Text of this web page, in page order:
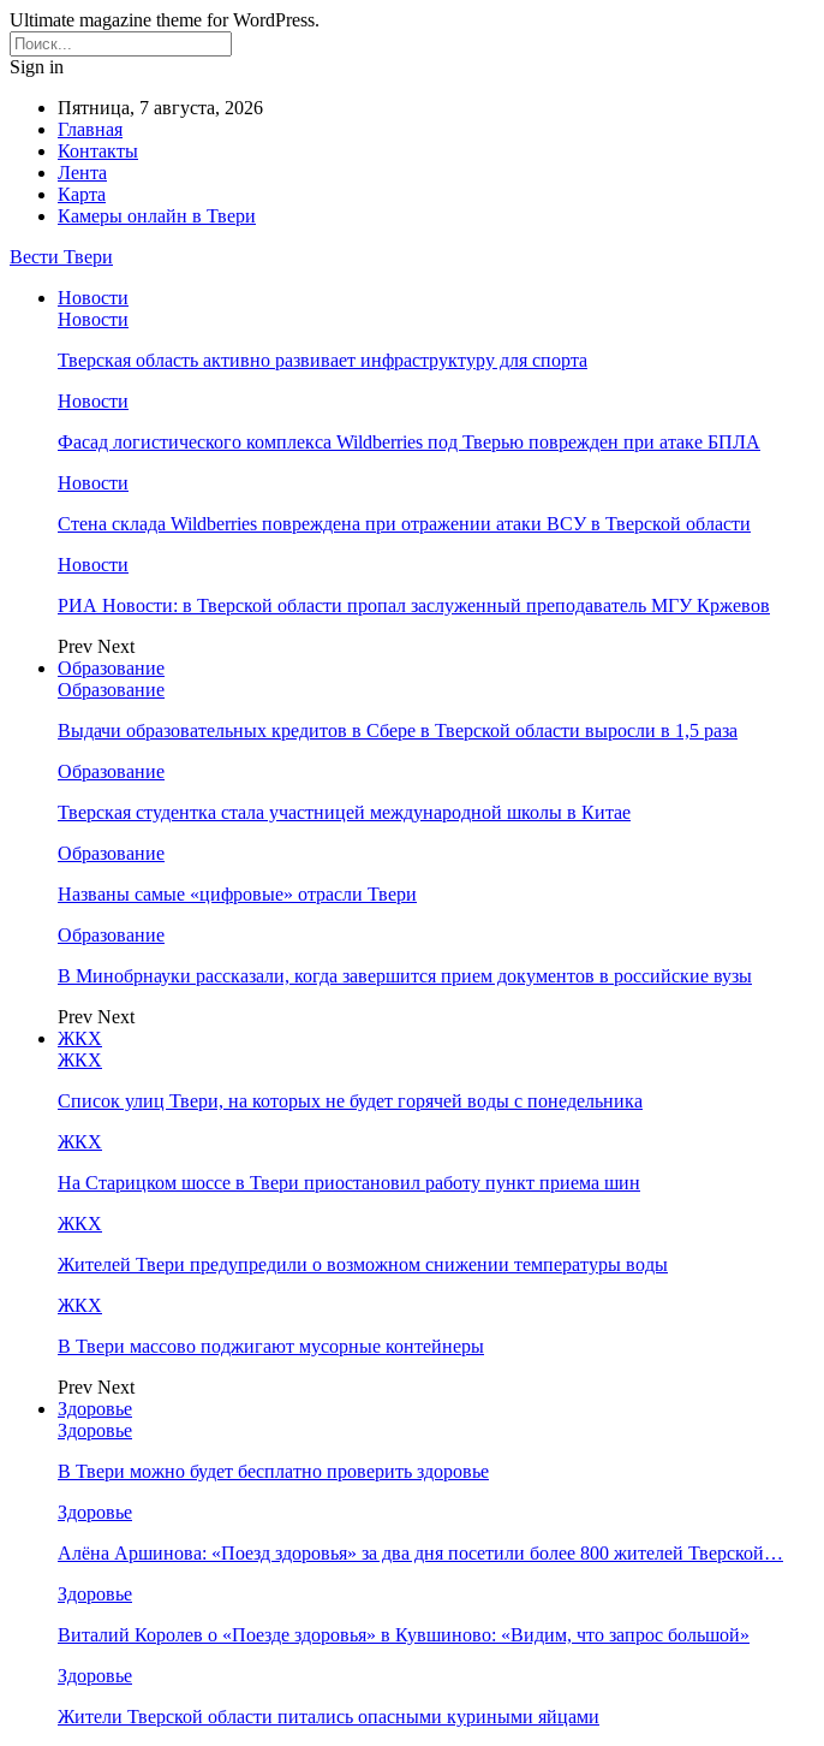
Ultimate magazine theme for WordPress.
Sign in
Пятница, 7 августа, 2026
Главная
Контакты
Лента
Карта
Камеры онлайн в Твери
Вести Твери
Новости
Новости
Тверская область активно развивает инфраструктуру для спорта
Новости
Фасад логистического комплекса Wildberries под Тверью поврежден при атаке БПЛА
Новости
Стена склада Wildberries повреждена при отражении атаки ВСУ в Тверской области
Новости
РИА Новости: в Тверской области пропал заслуженный преподаватель МГУ Кржевов
Prev Next
Образование
Образование
Выдачи образовательных кредитов в Сбере в Тверской области выросли в 1,5 раза
Образование
Тверская студентка стала участницей международной школы в Китае
Образование
Названы самые «цифровые» отрасли Твери
Образование
В Минобрнауки рассказали, когда завершится прием документов в российские вузы
Prev Next
ЖКХ
ЖКХ
Список улиц Твери, на которых не будет горячей воды с понедельника
ЖКХ
На Старицком шоссе в Твери приостановил работу пункт приема шин
ЖКХ
Жителей Твери предупредили о возможном снижении температуры воды
ЖКХ
В Твери массово поджигают мусорные контейнеры
Prev Next
Здоровье
Здоровье
В Твери можно будет бесплатно проверить здоровье
Здоровье
Алёна Аршинова: «Поезд здоровья» за два дня посетили более 800 жителей Тверской…
Здоровье
Виталий Королев о «Поезде здоровья» в Кувшиново: «Видим, что запрос большой»
Здоровье
Жители Тверской области питались опасными куриными яйцами